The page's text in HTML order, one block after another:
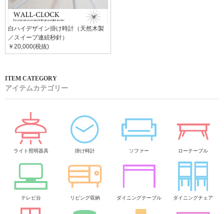
白ハイデザイン掛け時計（天然木製
／スイープ連続秒針）
￥20,000(税抜)
アイテムカテゴリー
ライト照明器具 掛け時計 ソファー ローテーブル
テレビ台 リビング収納 ダイニングテーブル ダイニングチェア